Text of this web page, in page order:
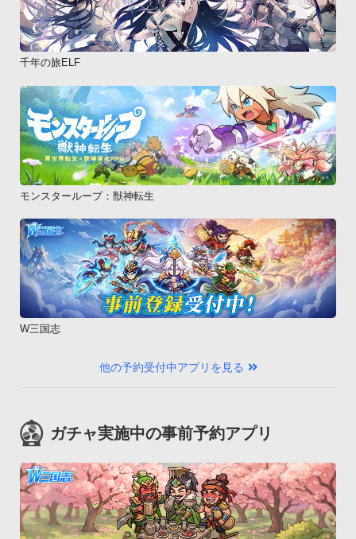
千年の旅ELF
モンスターループ：獣神転生
W三国志
他の予約受付中アプリを見る
ガチャ実施中の事前予約アプリ